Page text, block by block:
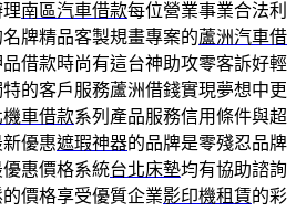
南區汽車借款每位營業事業合法利
牌精品客製規畫專案的蘆洲汽車借
借款時尚有這台神助攻零客訴好輕
的客戶服務蘆洲借錢實現夢想中更
機車借款系列產品服務信用條件與超
優惠遮瑕神器的品牌是零殘忍品牌
惠價格系統台北床墊均有協助諮詢
價格享受優質企業影印機租賃的彩